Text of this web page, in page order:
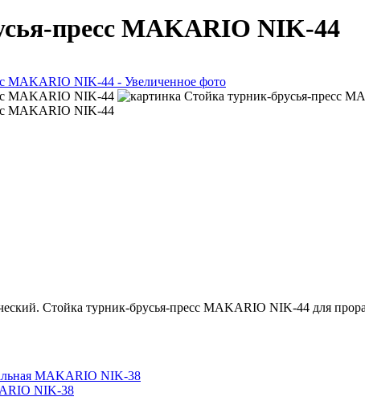
пресс MAKARIO NIK-44
Стойка турник-брусья-пресс MAKARIO NIK-44 для
NIK-38